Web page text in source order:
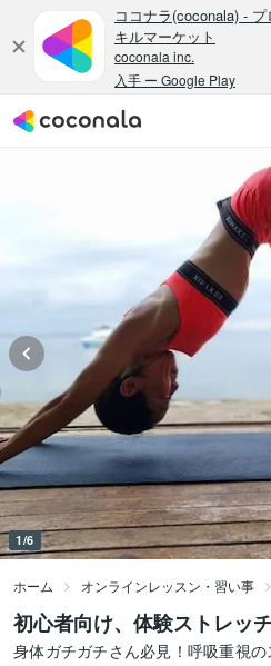
1/6
ホーム オンラインレッスン・習い事
初心者向け、体験ストレッ
身体ガチガチさん必見！呼吸重視の